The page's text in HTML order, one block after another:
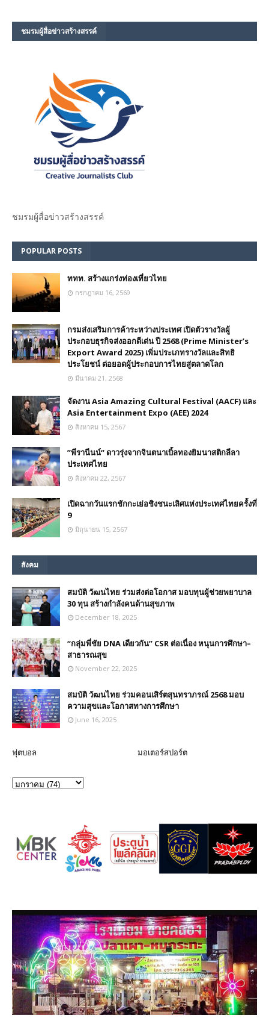
ชมรม​ผู้สื่อข่าวสร้างสรรค์​
ชมรม​ผู้สื่อข่าวสร้างสรรค์​
POPULAR POSTS
ททท. สร้างแกร่งท่องเที่ยวไทย
กรกฎาคม 16, 2569
กรมส่งเสริมการค้าระหว่างประเทศ เปิดตัวรางวัลผู้
ประกอบธุรกิจส่งออกดีเด่น ปี 2568 (Prime Minister’s
Export Award 2025) เพิ่มประเภทรางวัลและสิทธิ
ประโยชน์ ต่อยอดผู้ประกอบการไทยสู่ตลาดโลก
มีนาคม 21, 2568
จัดงาน Asia Amazing Cultural Festival (AACF) และ
Asia Entertainment Expo (AEE) 2024
สิงหาคม 15, 2567
”พีรานีนน์“​ ดาวรุ่งจากจินตนาเบิ้ลทองยิมนาสติกลีลา
ประเทศไทย
สิงหาคม 22, 2567
เปิดฉากวันแรกชักกะเย่อชิงชนะเลิศแห่งประเทศไทยครั้งที่
9
มิถุนายน 15, 2567
สังคม
สมบัติ วัฒนไทย ร่วมส่งต่อโอกาส มอบทุนผู้ช่วยพยาบาล
30 ทุน สร้างกำลังคนด้านสุขภาพ
December 18, 2025
“กลุ่มพี่ชัย DNA เดียวกัน” CSR ต่อเนื่อง หนุนการศึกษา–
สาธารณสุข
November 22, 2025
สมบัติ วัฒนไทย ร่วมคอนเสิร์ตสุนทราภรณ์ 2568 มอบ
ความสุขและโอกาสทางการศึกษา
June 16, 2025
ฟุตบอล มอเตอร์สปอร์ต